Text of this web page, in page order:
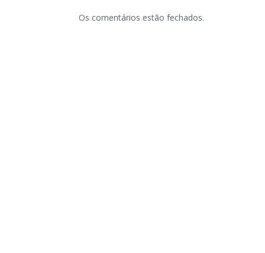
Os comentários estão fechados.